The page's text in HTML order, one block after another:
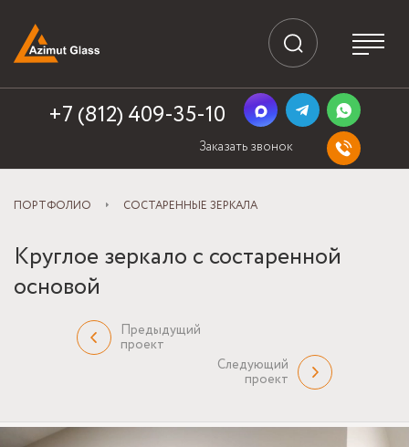
+7 (812) 409-35-10
Заказать звонок
ПОРТФОЛИО СОСТАРЕННЫЕ ЗЕРКАЛА
Круглое зеркало с состаренной
основой
Предыдущий
проект
Следующий
проект